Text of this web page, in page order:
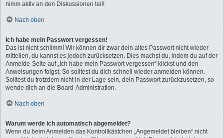
nimm aktiv an den Diskussionen teil!
Nach oben
Ich habe mein Passwort vergessen!
Das ist nicht schlimm! Wir können dir zwar dein altes Passwort nicht wieder
mitteilen, du kannst es jedoch zurücksetzen. Dies machst du, indem du auf der
Anmelde-Seite auf „Ich habe mein Passwort vergessen“ klickst und den
Anweisungen folgst. So solltest du dich schnell wieder anmelden können.
Solltest du trotzdem nicht in der Lage sein, dein Passwort zurückzusetzen, so
wende dich an die Board-Administration.
Nach oben
Warum werde ich automatisch abgemeldet?
Wenn du beim Anmelden das Kontrollkästchen „Angemeldet bleiben“ nicht